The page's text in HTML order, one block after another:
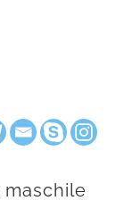
maschile